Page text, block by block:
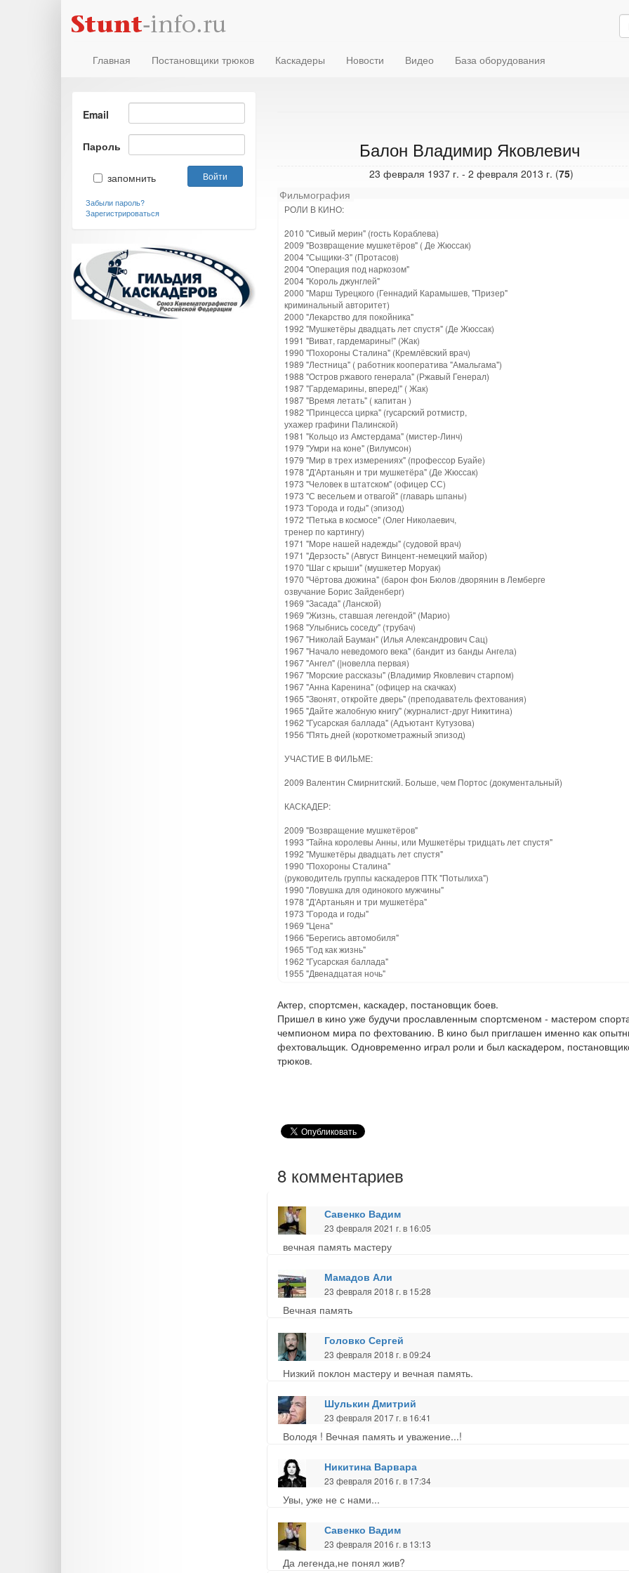
Главная Постановщики трюков Каскадеры Новости Видео База оборудования
Email
Пароль
запомнить
Забыли пароль?
Зарегистрироваться
Балон Владимир Яковлевич
23 февраля 1937 г. - 2 февраля 2013 г. (75)
Фильмография
РОЛИ В КИНО:
2010 "Сивый мерин" (гость Кораблева)
2009 "Возвращение мушкетёров" ( Де Жюссак)
2004 "Сыщики-3" (Протасов)
2004 "Операция под наркозом"
2004 "Король джунглей"
2000 "Марш Турецкого (Геннадий Карамышев, "Призер"
криминальный авторитет)
2000 "Лекарство для покойника"
1992 "Мушкетёры двадцать лет спустя" (Де Жюссак)
1991 "Виват, гардемарины!" (Жак)
1990 "Похороны Сталина" (Кремлёвский врач)
1989 "Лестница" ( работник кооператива "Амальгама")
1988 "Остров ржавого генерала" (Ржавый Генерал)
1987 "Гардемарины, вперед!" ( Жак)
1987 "Время летать" ( капитан )
1982 "Принцесса цирка" (гусарский ротмистр,
ухажер графини Палинской)
1981 "Кольцо из Амстердама" (мистер-Линч)
1979 "Умри на коне" (Вилумсон)
1979 "Мир в трех измерениях" (профессор Буайе)
1978 "Д'Артаньян и три мушкетёра" (Де Жюссак)
1973 "Человек в штатском" (офицер СС)
1973 "С весельем и отвагой" (главарь шпаны)
1973 "Города и годы" (эпизод)
1972 "Петька в космосе" (Олег Николаевич,
тренер по картингу)
1971 "Море нашей надежды" (судовой врач)
1971 "Дерзость" (Август Винцент-немецкий майор)
1970 "Шаг с крыши" (мушкетер Моруак)
1970 "Чёртова дюжина" (барон фон Бюлов /дворянин в Лемберге
озвучание Борис Зайденберг)
1969 "Засада" (Ланской)
1969 "Жизнь, ставшая легендой" (Марио)
1968 "Улыбнись соседу" (трубач)
1967 "Николай Бауман" (Илья Александрович Сац)
1967 "Начало неведомого века" (бандит из банды Ангела)
1967 "Ангел" (|новелла первая)
1967 "Морские рассказы" (Владимир Яковлевич старпом)
1967 "Анна Каренина" (офицер на скачках)
1965 "Звонят, откройте дверь" (преподаватель фехтования)
1965 "Дайте жалобную книгу" (журналист-друг Никитина)
1962 "Гусарская баллада" (Адъютант Кутузова)
1956 "Пять дней (короткометражный эпизод)
УЧАСТИЕ В ФИЛЬМЕ:
2009 Валентин Смирнитский. Больше, чем Портос (документальный)
КАСКАДЕР:
2009 "Возвращение мушкетёров"
1993 "Тайна королевы Анны, или Мушкетёры тридцать лет спустя"
1992 "Мушкетёры двадцать лет спустя"
1990 "Похороны Сталина"
(руководитель группы каскадеров ПТК "Потылиха")
1990 "Ловушка для одинокого мужчины"
1978 "Д'Артаньян и три мушкетёра"
1973 "Города и годы"
1969 "Цена"
1966 "Берегись автомобиля"
1965 "Год как жизнь"
1962 "Гусарская баллада"
1955 "Двенадцатая ночь"
Актер, спортсмен, каскадер, постановщик боев.
Пришел в кино уже будучи прославленным спортсменом - мастером
чемпионом мира по фехтованию. В кино был приглашен именно как
фехтовальщик. Одновременно играл роли и был каскадером,
трюков.
8 комментариев
Савенко Вадим
23 февраля 2021 г. в 16:05
вечная память мастеру
Мамадов Али
23 февраля 2018 г. в 15:28
Вечная память
Головко Сергей
23 февраля 2018 г. в 09:24
Низкий поклон мастеру и вечная память.
Шулькин Дмитрий
23 февраля 2017 г. в 16:41
Володя ! Вечная память и уважение...!
Никитина Варвара
23 февраля 2016 г. в 17:34
Увы, уже не с нами...
Савенко Вадим
23 февраля 2016 г. в 13:13
Да легенда,не понял жив?